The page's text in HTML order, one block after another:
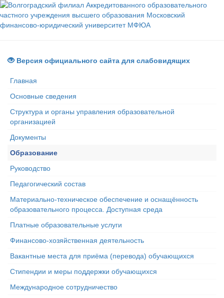
Версия официального сайта для слабовидящих
Главная
Основные сведения
Структура и органы управления образовательной
организацией
Документы
Образование
Руководство
Педагогический состав
Материально-техническое обеспечение и оснащённость
образовательного процесса. Доступная среда
Платные образовательные услуги
Финансово-хозяйственная деятельность
Вакантные места для приёма (перевода) обучающихся
Стипендии и меры поддержки обучающихся
Международное сотрудничество